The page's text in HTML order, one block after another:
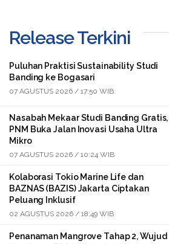
Release Terkini
Puluhan Praktisi Sustainability Studi
Banding ke Bogasari
07 AGUSTUS 2026 / 17:50 WIB
Nasabah Mekaar Studi Banding Gratis,
PNM Buka Jalan Inovasi Usaha Ultra
Mikro
07 AGUSTUS 2026 / 10:24 WIB
Kolaborasi Tokio Marine Life dan
BAZNAS (BAZIS) Jakarta Ciptakan
Peluang Inklusif
02 AGUSTUS 2026 / 18:49 WIB
Penanaman Mangrove Tahap 2, Wujud